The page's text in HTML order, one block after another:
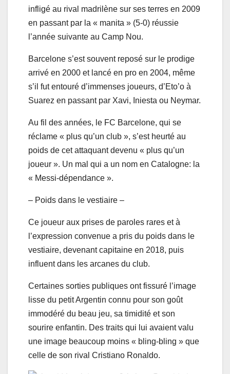
infligé au rival madrilène sur ses terres en 2009
en passant par la « manita » (5-0) réussie
l’année suivante au Camp Nou.
Barcelone s’est souvent reposé sur le prodige
arrivé en 2000 et lancé en pro en 2004, même
s’il fut entouré d’immenses joueurs, d’Eto’o à
Suarez en passant par Xavi, Iniesta ou Neymar.
Au fil des années, le FC Barcelone, qui se
réclame « plus qu’un club », s’est heurté au
poids de cet attaquant devenu « plus qu’un
joueur ». Un mal qui a un nom en Catalogne: la
« Messi-dépendance ».
– Poids dans le vestiaire –
Ce joueur aux prises de paroles rares et à
l’expression convenue a pris du poids dans le
vestiaire, devenant capitaine en 2018, puis
influent dans les arcanes du club.
Certaines sorties publiques ont fissuré l’image
lisse du petit Argentin connu pour son goût
immodéré du beau jeu, sa timidité et son
sourire enfantin. Des traits qui lui avaient valu
une image beaucoup moins « bling-bling » que
celle de son rival Cristiano Ronaldo.